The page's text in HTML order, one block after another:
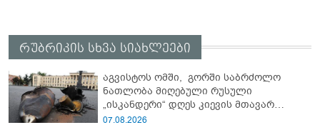
რუბრიკის სხვა სიახლეები
აგვისტოს ომში, გორში საბრძოლო
ნათლობა მიღებული რუსული
„ისკანდერი“ დღეს კიევის მთავარ
კოშმარად იქცა
07.08.2026